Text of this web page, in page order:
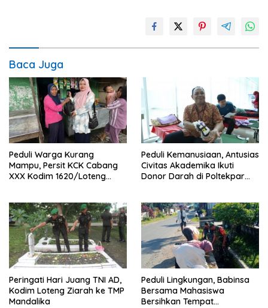
Baca Juga
Peduli Warga Kurang
Mampu, Persit KCK Cabang
XXX Kodim 1620/Loteng
Peduli Kemanusiaan, Antusias
Civitas Akademika Ikuti
Donor Darah di Poltekpar
Peringati Hari Juang TNI AD,
Kodim Loteng Ziarah ke TMP
Mandalika
Peduli Lingkungan, Babinsa
Bersama Mahasiswa
Bersihkan Tempat